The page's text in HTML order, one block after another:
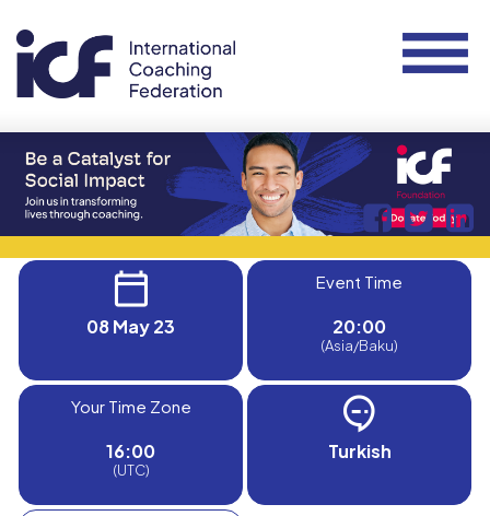
08 May 23
Event Time
20:00
(Asia/Baku)
Your Time Zone
16:00
(UTC)
Turkish